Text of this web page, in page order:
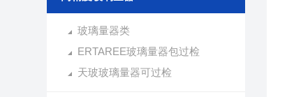
玻璃量器类
ERTAREE玻璃量器包过检
天玻玻璃量器可过检